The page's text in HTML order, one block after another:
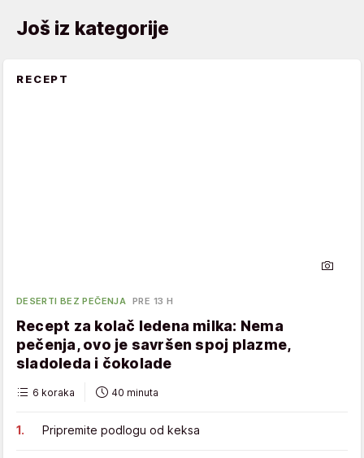
Još iz kategorije
RECEPT
DESERTI BEZ PEČENJA PRE 13 H
Recept za kolač ledena milka: Nema
pečenja, ovo je savršen spoj plazme,
sladoleda i čokolade
6 koraka 40 minuta
Pripremite podlogu od keksa